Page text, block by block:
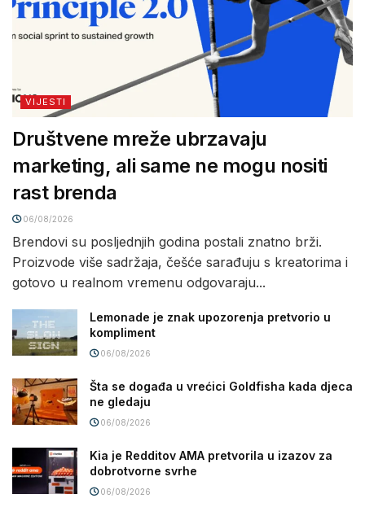
VIJESTI
Društvene mreže ubrzavaju
marketing, ali same ne mogu nositi
rast brenda
06/08/2026
Brendovi su posljednjih godina postali znatno brži.
Proizvode više sadržaja, češće sarađuju s kreatorima i
gotovo u realnom vremenu odgovaraju...
Lemonade je znak upozorenja pretvorio u
kompliment
06/08/2026
Šta se događa u vrećici Goldfisha kada djeca
ne gledaju
06/08/2026
Kia je Redditov AMA pretvorila u izazov za
dobrotvorne svrhe
06/08/2026